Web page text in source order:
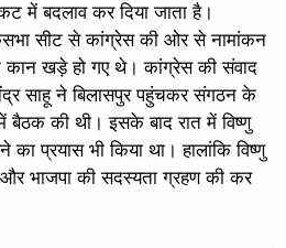
में बदलाव कर दिया जाता है।
सीट से कांग्रेस की ओर से नामांकन
कान खड़े हो गए थे। कांग्रेस की संवाद
साहू ने बिलासपुर पहुंचकर संगठन के
की थी। इसके बाद रात में विष्णु
प्रयास भी किया था। हालांकि विष्णु
और भाजपा की सदस्यता ग्रहण की कर